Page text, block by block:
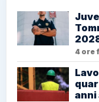
4 ore
anni